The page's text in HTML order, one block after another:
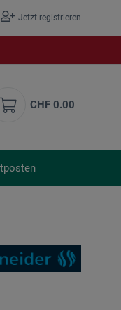
Jetzt registrieren
CHF 0.00